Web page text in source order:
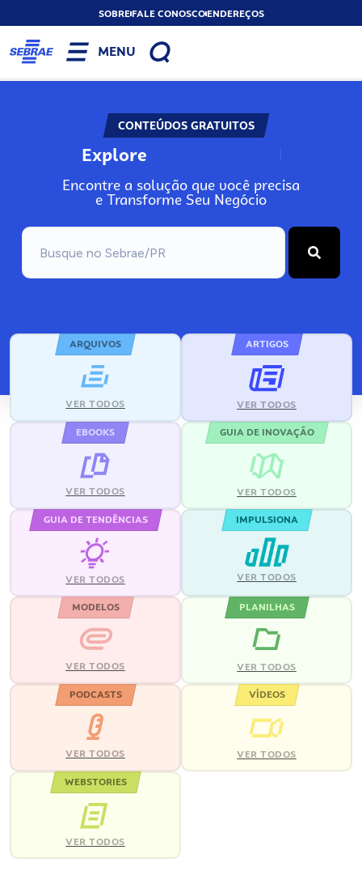
SOBREFALE CONOSCOENDEREÇOS
MENU
CONTEÚDOS GRATUITOS
Explore N
Encontre a solução que você precisa
e Transforme Seu Negócio
ARQUIVOS
VER TODOS
ARTIGOS
VER TODOS
EBOOKS
VER TODOS
GUIA DE INOVAÇÃO
VER TODOS
GUIA DE TENDÊNCIAS
VER TODOS
IMPULSIONA
VER TODOS
MODELOS
VER TODOS
PLANILHAS
VER TODOS
PODCASTS
VER TODOS
VÍDEOS
VER TODOS
WEBSTORIES
VER TODOS